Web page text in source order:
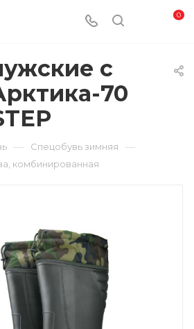
0
с
70
— Спецобувь зимняя —
комбинированная